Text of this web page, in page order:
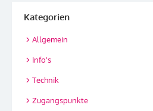
Kategorien
Allgemein
Info's
Technik
Zugangspunkte